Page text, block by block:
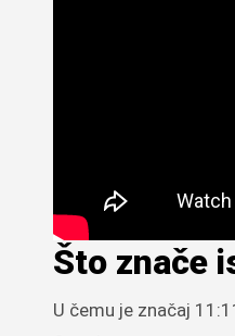
Što znače
U čemu je značaj